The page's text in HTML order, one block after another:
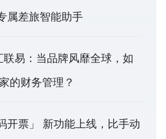
属差旅智能助手
易：当品牌风靡全球，如
的财务管理？
开票」 新功能上线，比手动